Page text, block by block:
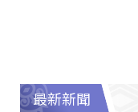
最新新聞